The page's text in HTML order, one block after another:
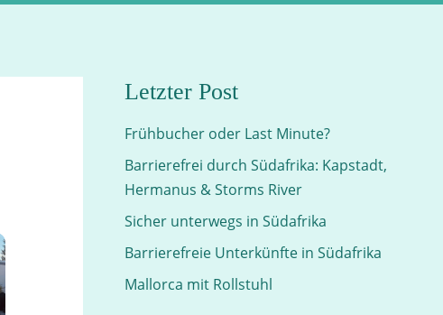
Letzter Post
Frühbucher oder Last Minute?
Barrierefrei durch Südafrika: Kapstadt,
Hermanus & Storms River
Sicher unterwegs in Südafrika
Barrierefreie Unterkünfte in Südafrika
Mallorca mit Rollstuhl